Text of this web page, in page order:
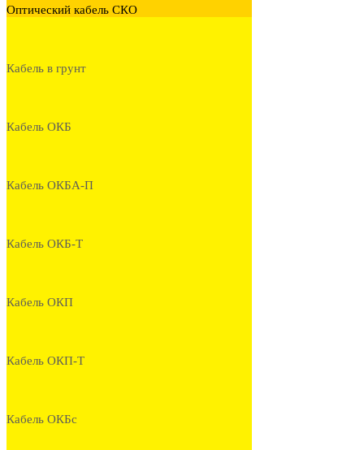
Оптический кабель СКО
Кабель в грунт
Кабель ОКБ
Кабель ОКБА-П
Кабель ОКБ-Т
Кабель ОКП
Кабель ОКП-Т
Кабель ОКБс